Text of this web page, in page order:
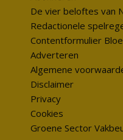
De vier beloftes van
Redactionele
Contentformulier
Adverteren
Algemene
Disclaimer
Privacy
Cookies
Groene Sector